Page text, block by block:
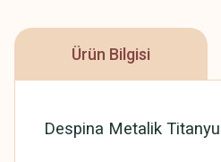
Ürün Bilgisi
Despina Metalik